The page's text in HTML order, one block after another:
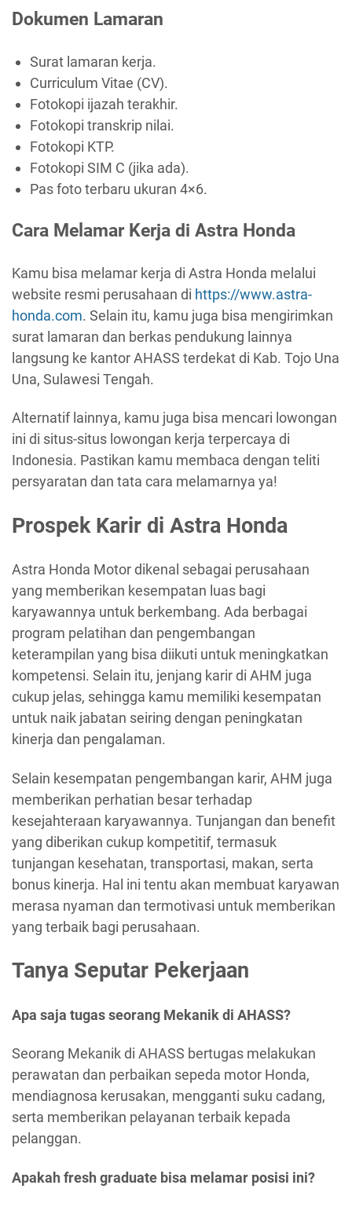
Dokumen Lamaran
Surat lamaran kerja.
Curriculum Vitae (CV).
Fotokopi ijazah terakhir.
Fotokopi transkrip nilai.
Fotokopi KTP.
Fotokopi SIM C (jika ada).
Pas foto terbaru ukuran 4×6.
Cara Melamar Kerja di Astra Honda
Kamu bisa melamar kerja di Astra Honda melalui
website resmi perusahaan di https://www.astra-
honda.com. Selain itu, kamu juga bisa mengirimkan
surat lamaran dan berkas pendukung lainnya
langsung ke kantor AHASS terdekat di Kab. Tojo Una
Una, Sulawesi Tengah.
Alternatif lainnya, kamu juga bisa mencari lowongan
ini di situs-situs lowongan kerja terpercaya di
Indonesia. Pastikan kamu membaca dengan teliti
persyaratan dan tata cara melamarnya ya!
Prospek Karir di Astra Honda
Astra Honda Motor dikenal sebagai perusahaan
yang memberikan kesempatan luas bagi
karyawannya untuk berkembang. Ada berbagai
program pelatihan dan pengembangan
keterampilan yang bisa diikuti untuk meningkatkan
kompetensi. Selain itu, jenjang karir di AHM juga
cukup jelas, sehingga kamu memiliki kesempatan
untuk naik jabatan seiring dengan peningkatan
kinerja dan pengalaman.
Selain kesempatan pengembangan karir, AHM juga
memberikan perhatian besar terhadap
kesejahteraan karyawannya. Tunjangan dan benefit
yang diberikan cukup kompetitif, termasuk
tunjangan kesehatan, transportasi, makan, serta
bonus kinerja. Hal ini tentu akan membuat karyawan
merasa nyaman dan termotivasi untuk memberikan
yang terbaik bagi perusahaan.
Tanya Seputar Pekerjaan
Apa saja tugas seorang Mekanik di AHASS?
Seorang Mekanik di AHASS bertugas melakukan
perawatan dan perbaikan sepeda motor Honda,
mendiagnosa kerusakan, mengganti suku cadang,
serta memberikan pelayanan terbaik kepada
pelanggan.
Apakah fresh graduate bisa melamar posisi ini?